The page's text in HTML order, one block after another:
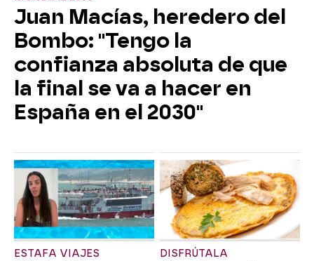
Juan Macías, heredero del
Bombo: "Tengo la
confianza absoluta de que
la final se va a hacer en
España en el 2030"
ESTAFA VIAJES DISFRÚTALA